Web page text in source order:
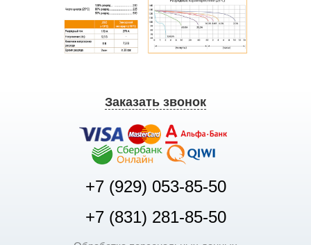
Заказать звонок
+7 (929) 053-85-50
+7 (831) 281-85-50